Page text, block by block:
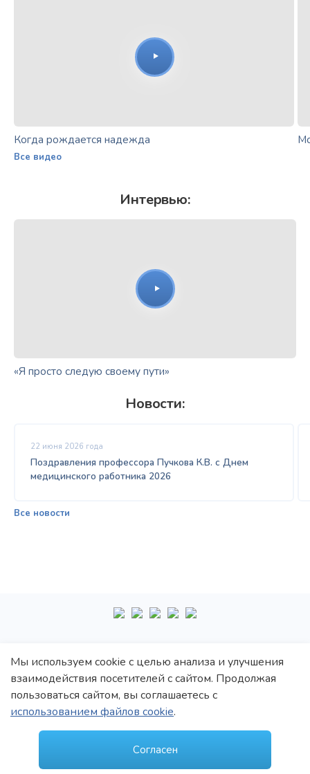
Когда рождается надежда
Все видео
Интервью:
«Я просто следую своему пути»
Новости:
22 июня 2026 года
Поздравления профессора Пучкова К.В. с Днем
медицинского работника 2026
Все новости
Мы используем cookie с целью анализа и улучшения
взаимодействия посетителей с сайтом. Продолжая
пользоваться сайтом, вы соглашаетесь с
использованием файлов cookie.
Согласен
ООО «Новые технологии Плюс»
здравоохранения г.Москвы
+7 495 222-10-87
Политика обработки персональных данных
Политика конфиденциальности
Пользовательское соглашение